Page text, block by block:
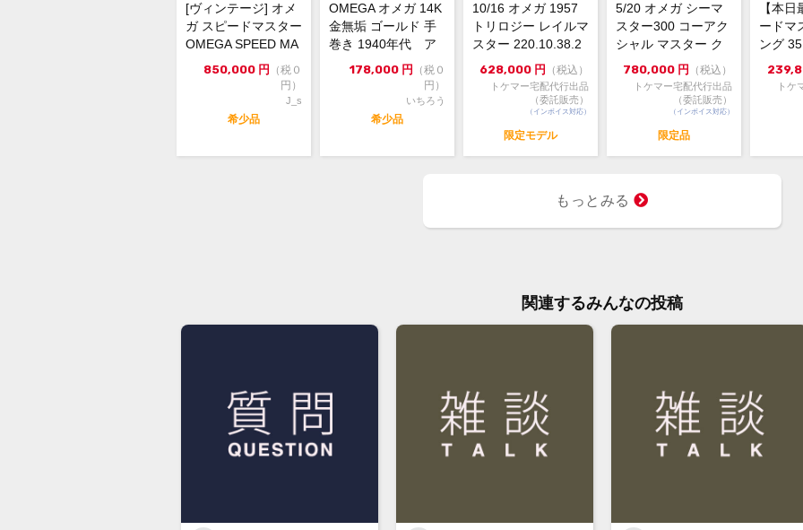
ケ
良好
コメント
周
世
48時
ご来
※価
ジ
ん
お
大
[ヴィンテージ] オメ
ガ スピードマスター
OMEGA SPEED MA
STER ...
850,000 円
（税０
円）
J_s
希少品
OMEGA オメガ 14K
金無垢 ゴールド 手
巻き 1940年代 ア
ンティーク
178,000 円
（税０
円）
いちろう
希少品
10/16 オメガ 1957
トリロジー レイルマ
スター 220.10.38.2
0...
628,000 円 （税込）
トケマー宅配代行出品
（委託販売）
（インボイス対応）
限定モデル
5/20 オメガ シーマ
スター300 コーアク
シャル マスター ク
ロノメーター 6...
780,000 円 （税込）
トケマー宅配代行出品
（委託販売）
（インボイス対応）
限定品
【本
ードマ
ング
トマチ
トケ
もっとみる
関連するみんなの投稿